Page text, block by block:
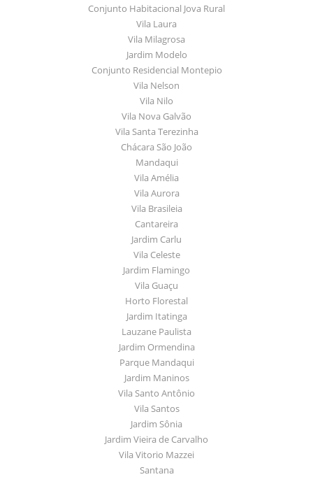
Conjunto Habitacional Jova Rural
Vila Laura
Vila Milagrosa
Jardim Modelo
Conjunto Residencial Montepio
Vila Nelson
Vila Nilo
Vila Nova Galvão
Vila Santa Terezinha
Chácara São João
Mandaqui
Vila Amélia
Vila Aurora
Vila Brasileia
Cantareira
Jardim Carlu
Vila Celeste
Jardim Flamingo
Vila Guaçu
Horto Florestal
Jardim Itatinga
Lauzane Paulista
Jardim Ormendina
Parque Mandaqui
Jardim Maninos
Vila Santo Antônio
Vila Santos
Jardim Sônia
Jardim Vieira de Carvalho
Vila Vitorio Mazzei
Santana